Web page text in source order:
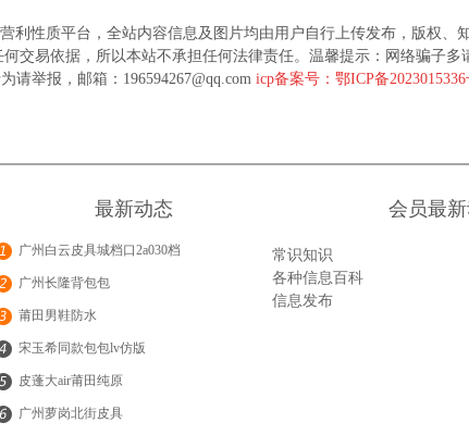
利性质平台，全站内容信息及图片均由用户自行上传发布，版权、
交易依据，所以本站不承担任何法律责任。温馨提示：网络骗子
请举报，邮箱：196594267@qq.com icp备案号：鄂ICP备2023015336
最新动态
广州白云皮具城档口2a030档
广州长隆背包包
莆田男鞋防水
宋玉希同款包包lv仿版
皮蓬大air莆田纯原
广州萝岗北街皮具
会员最
常识知识
各种信息百科
信息发布